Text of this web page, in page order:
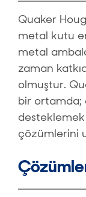
Quaker
metal kutu
metal
zaman
olmuştur.
bir ortamda;
desteklemek
çözümlerini